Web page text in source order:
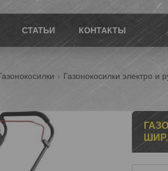
СТАТЬИ КОНТАКТЫ
Газонокосилки электро и